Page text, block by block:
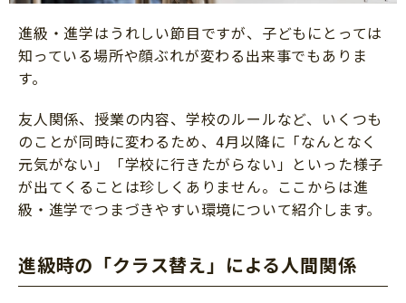
進級・進学はうれしい節目ですが、子どもにとっては
知っている場所や顔ぶれが変わる出来事でもありま
す。
友人関係、授業の内容、学校のルールなど、いくつも
のことが同時に変わるため、4月以降に「なんとなく
元気がない」「学校に行きたがらない」といった様子
が出てくることは珍しくありません。ここからは進
級・進学でつまづきやすい環境について紹介します。
進級時の「クラス替え」による人間関係